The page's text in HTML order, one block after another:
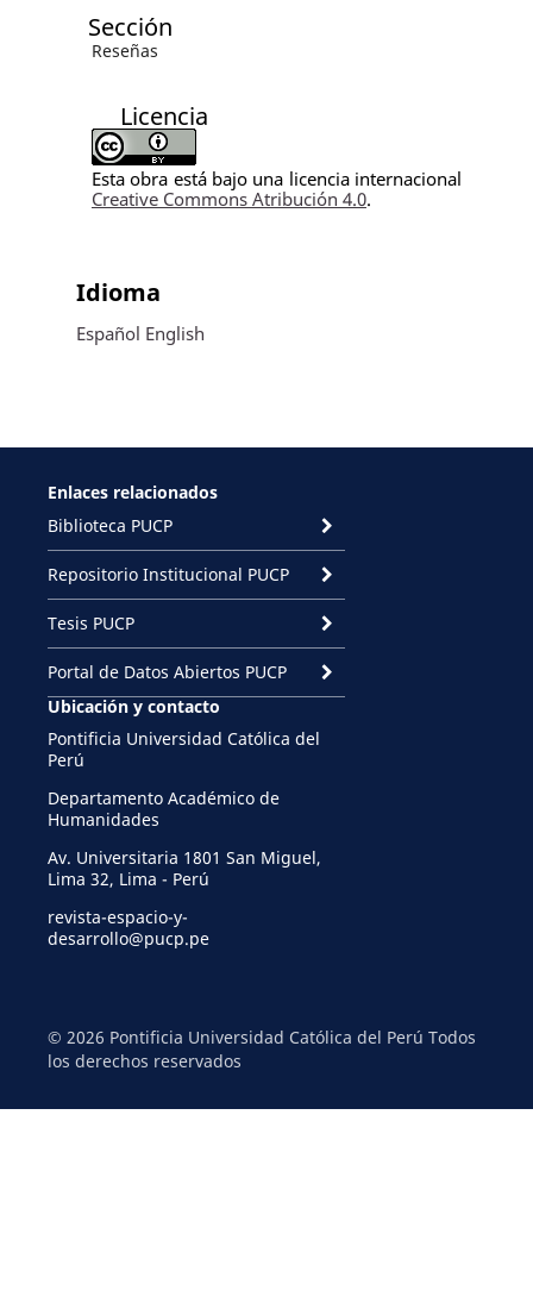
Sección
Reseñas
Licencia
Esta obra está bajo una licencia internacional
Creative Commons Atribución 4.0.
Idioma
Español English
Enlaces relacionados
Biblioteca PUCP
Repositorio Institucional PUCP
Tesis PUCP
Portal de Datos Abiertos PUCP
Ubicación y contacto
Pontificia Universidad Católica del
Perú
Departamento Académico de
Humanidades
Av. Universitaria 1801 San Miguel,
Lima 32, Lima - Perú
revista-espacio-y-
desarrollo@pucp.pe
© 2026 Pontificia Universidad Católica del Perú Todos
los derechos reservados